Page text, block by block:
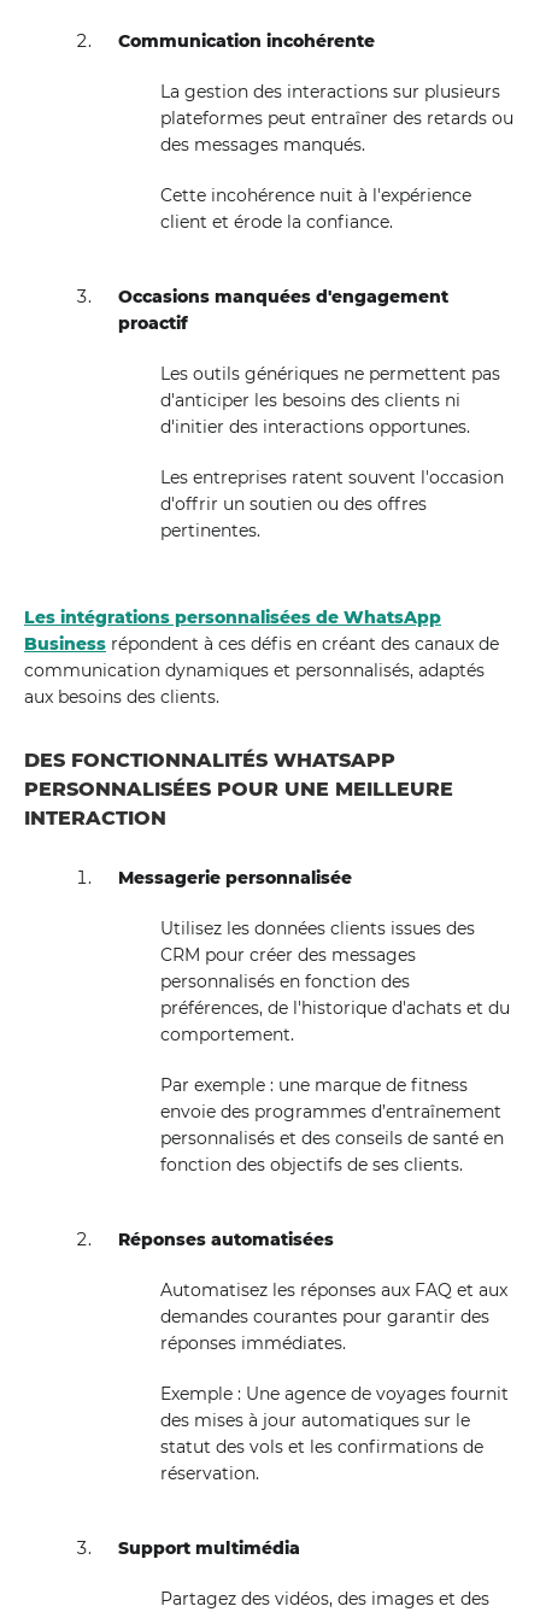
Communication incohérente
La gestion des interactions sur plusieurs
plateformes peut entraîner des retards ou
des messages manqués.
Cette incohérence nuit à l'expérience
client et érode la confiance.
Occasions manquées d'engagement
proactif
Les outils génériques ne permettent pas
d'anticiper les besoins des clients ni
d'initier des interactions opportunes.
Les entreprises ratent souvent l'occasion
d'offrir un soutien ou des offres
pertinentes.
Les intégrations personnalisées de WhatsApp
Business répondent à ces défis en créant des canaux de
communication dynamiques et personnalisés, adaptés
aux besoins des clients.
DES FONCTIONNALITÉS WHATSAPP
PERSONNALISÉES POUR UNE MEILLEURE
INTERACTION
Messagerie personnalisée
Utilisez les données clients issues des
CRM pour créer des messages
personnalisés en fonction des
préférences, de l'historique d'achats et du
comportement.
Par exemple : une marque de fitness
envoie des programmes d’entraînement
personnalisés et des conseils de santé en
fonction des objectifs de ses clients.
Réponses automatisées
Automatisez les réponses aux FAQ et aux
demandes courantes pour garantir des
réponses immédiates.
Exemple : Une agence de voyages fournit
des mises à jour automatiques sur le
statut des vols et les confirmations de
réservation.
Support multimédia
Partagez des vidéos, des images et des